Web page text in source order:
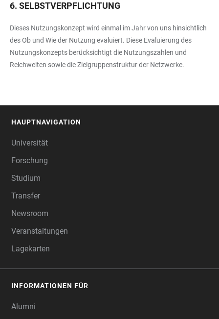
6. SELBSTVERPFLICHTUNG
Dieses Nutzungskonzept wird einmal im Jahr von uns hinsichtlich
des Ob und Wie der Nutzung evaluiert. Diese Evaluierung des
Nutzungskonzepts berücksichtigt die Nutzungszahlen und
Reichweiten sowie die Zielgruppenstruktur der Netzwerke.
HAUPTNAVIGATION
Universität
Forschung
Studium
Transfer
Newsroom
Veranstaltungen
Lagekarten
INFORMATIONEN FÜR
Alumni